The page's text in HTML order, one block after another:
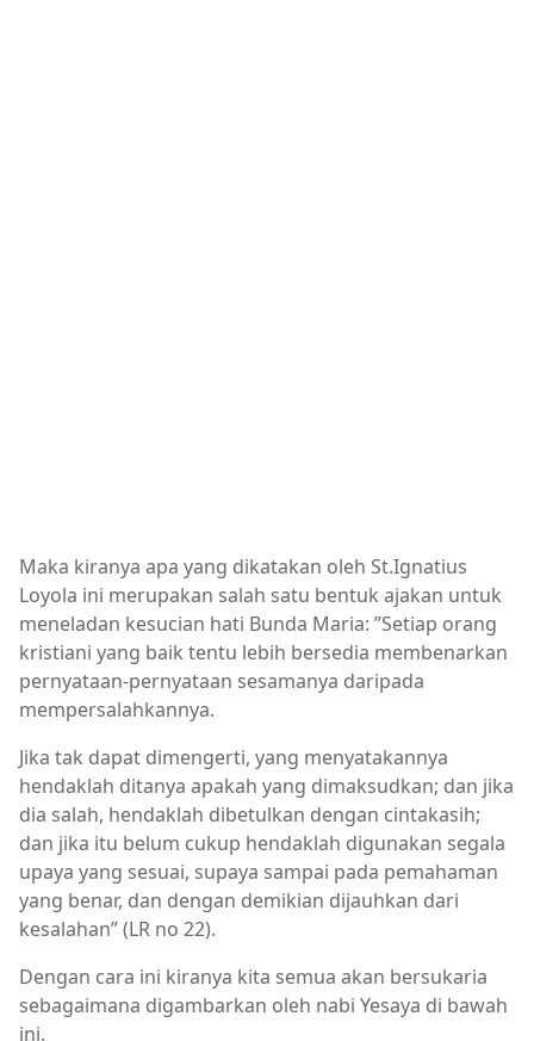
Maka kiranya apa yang dikatakan oleh St.Ignatius
Loyola ini merupakan salah satu bentuk ajakan untuk
meneladan kesucian hati Bunda Maria: ”Setiap orang
kristiani yang baik tentu lebih bersedia membenarkan
pernyataan-pernyataan sesamanya daripada
mempersalahkannya.
Jika tak dapat dimengerti, yang menyatakannya
hendaklah ditanya apakah yang dimaksudkan; dan jika
dia salah, hendaklah dibetulkan dengan cintakasih;
dan jika itu belum cukup hendaklah digunakan segala
upaya yang sesuai, supaya sampai pada pemahaman
yang benar, dan dengan demikian dijauhkan dari
kesalahan” (LR no 22).
Dengan cara ini kiranya kita semua akan bersukaria
sebagaimana digambarkan oleh nabi Yesaya di bawah
ini.